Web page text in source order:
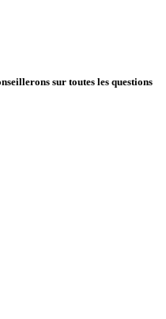
sur toutes les questions